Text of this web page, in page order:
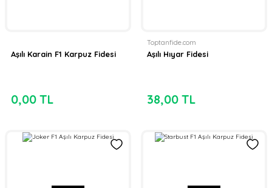
Aşılı Karain F1 Karpuz Fidesi
0,00 TL
Toptanfide.com
Aşılı Hıyar Fidesi
38,00 TL